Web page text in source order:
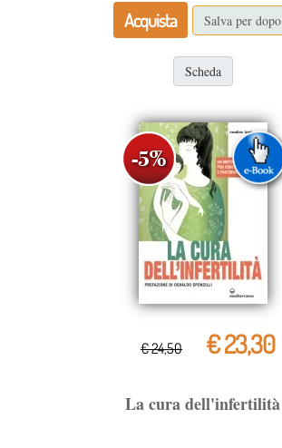
Acquista Salva per dopo
Scheda
€ 24,50 € 23,30
La cura dell'infertilità